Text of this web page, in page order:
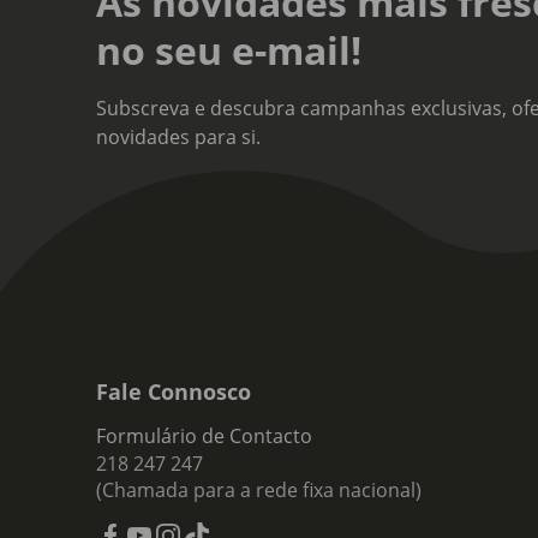
no seu e-mail!
Subscreva e descubra campanhas exclusivas,
novidades para si.
Fale Connosco
Formulário de Contacto
218 247 247
(Chamada para a rede fixa nacional)